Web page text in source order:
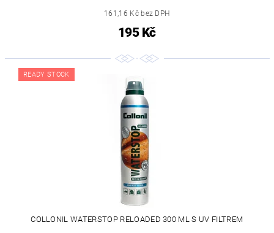
161,16 Kč bez DPH
195 Kč
READY STOCK
COLLONIL WATERSTOP RELOADED 300 ML S UV FILTREM